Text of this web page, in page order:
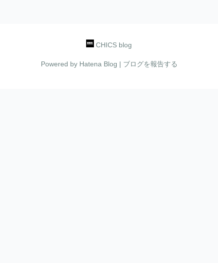
CHICS blog
Powered by Hatena Blog | ブログを報告する